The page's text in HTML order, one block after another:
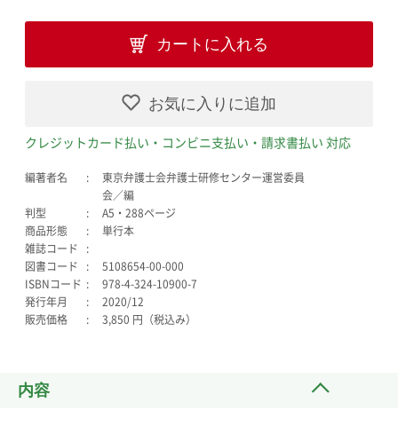
カートに入れる
お気に入りに追加
クレジットカード払い・コンビニ支払い・請求書払い 対応
編著者名
東京弁護士会弁護士研修センター運営委員
会／編
判型
A5・288ページ
商品形態
単行本
雑誌コード
図書コード
5108654-00-000
ISBNコード
978-4-324-10900-7
発行年月
2020/12
販売価格
3,850 円（税込み）
内容